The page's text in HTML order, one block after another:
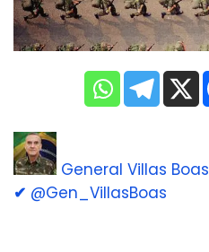
General Villas Boas
✔ @Gen_VillasBoas